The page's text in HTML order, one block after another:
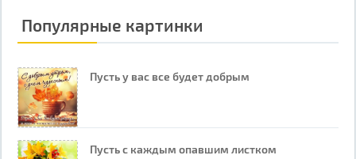
Популярные картинки
Пусть у вас все будет добрым
Пусть с каждым опавшим листком